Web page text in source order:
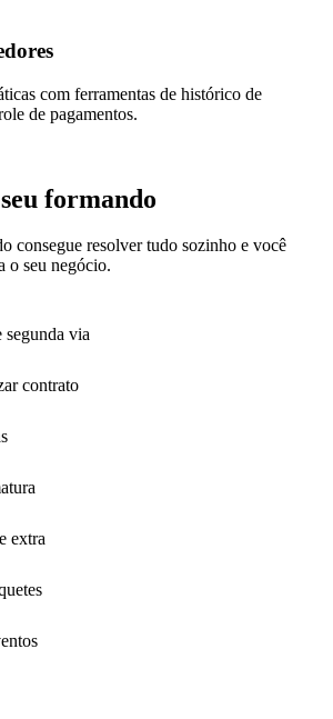
com ferramentas de histórico de
de pagamentos.
formando
consegue resolver tudo sozinho e você
o seu negócio.
segunda via
contrato
extra